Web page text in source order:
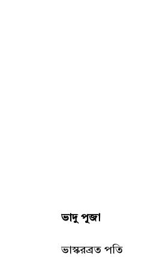
ভাদু পূজা
ভাস্করব্রত পতি